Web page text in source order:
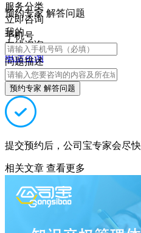
服务分类
立即咨询
我的
在线咨询
电话咨询
预约专家 解答问题
手机号
问题描述
预约专家 解答问题
提交预约后，公司宝专家会尽
相关文章 查看更多